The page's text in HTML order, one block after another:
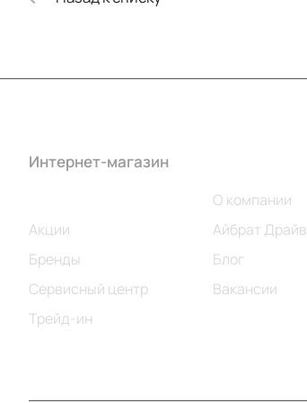
Интернет-магазин
Акции
Бренды
Сервисный центр
Трейд-ин
О компании
Айбрат Драйв
Блог
Вакансии